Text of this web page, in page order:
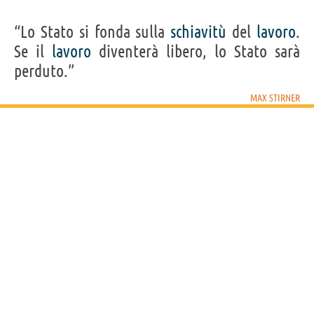
“Lo Stato si fonda sulla schiavitù del lavoro.
Se il lavoro diventerà libero, lo Stato sarà
perduto.”
MAX STIRNER